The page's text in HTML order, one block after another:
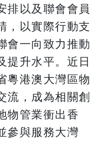
排以及聯會會員
，以實際行動支
會一向致力推動
提升水平。近日
粵港澳大灣區物
流，成為相關創
物管業衝出香
參與服務大灣